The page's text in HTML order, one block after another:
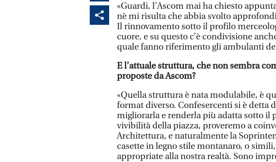
«Guardi, l’Ascom mai ha chiesto
nè mi risulta che abbia svolto
Il rinnovamento sotto il profilo
cuore, e su questo c’è condivisione
quale fanno riferimento gli ambulanti
E l’attuale struttura, che non sembra
proposte da Ascom?
«Quella struttura è nata modulabile, è
format diverso. Confesercenti si è detta
migliorarla e renderla più adatta sotto il
vivibilità della piazza, proveremo a
Architettura, e naturalmente la
casette in legno stile montanaro, o
appropriate alla nostra realtà. Sono